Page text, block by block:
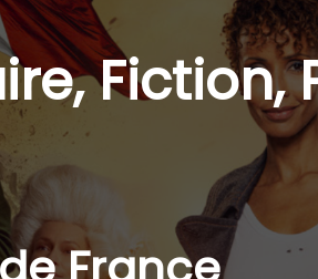
,Fiction,